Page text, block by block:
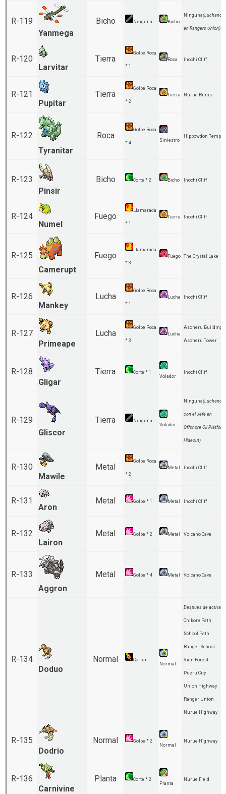
R-119
Yanmega
Bicho Ninguna Bicho
Ninguna(Luchando
en Rangers Union)
R-120
Larvitar
Tierra
Golpe Roca
* 1
Roca Inochi Cliff
R-121
Pupitar
Tierra
Golpe Roca
* 2
Tierra Nurue Ruins
R-122
Tyranitar
Roca
Golpe Roca
* 4 Siniestro
Hippowdon Temple
R-123
Pinsir
Bicho Corte * 2 Bicho Inochi Cliff
R-124
Numel
Fuego
Llamarada
* 1
Tierra Inochi Cliff
R-125
Camerupt
Fuego
Llamarada
* 3
Fuego The Crystal Lake
R-126
Mankey
Lucha
Golpe Roca
* 1
Lucha Inochi Cliff
R-127
Primeape
Lucha
Golpe Roca
* 3
Lucha
Asoheru Building
Asoheru Tower
R-128
Gligar
Tierra
Corte * 1
Volador
Inochi Cliff
R-129
Gliscor
Tierra
Ninguna
Volador
Ninguna(Luchando
con el Jefe en
Offshore Oil Platform
Hideout)
R-130
Mawile
Metal
Golpe Roca
* 2
Metal Inochi Cliff
R-131
Aron
Metal Golpe * 1 Metal Inochi Cliff
R-132
Lairon
Metal Golpe * 2 Metal Volcano Cave
R-133
Aggron
Metal Golpe * 4 Metal Volcano Cave
R-134
Doduo
Normal
Correr
Normal
Despues de activar:
Chikore Path
School Path
Ranger School
Vien Forest
Pueru City
Union Highway
Ranger Union
Nurue Highway
R-135
Dodrio
Normal
Golpe * 2
Normal
Nurue Highway
R-136
Carnivine
Planta
Corte * 2
Planta
Nurue Field